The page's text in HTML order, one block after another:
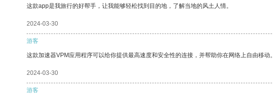
这款app是我旅行的好帮手，让我能够轻松找到目的地，了解当地的风土人情。
2024-03-30
游客
这款加速器VPM应用程序可以给你提供最高速度和安全性的连接，并帮助你在网络上自由移动。
2024-03-30
游客